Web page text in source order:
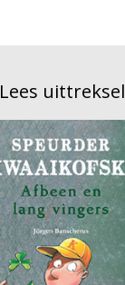
Lees uittreksel